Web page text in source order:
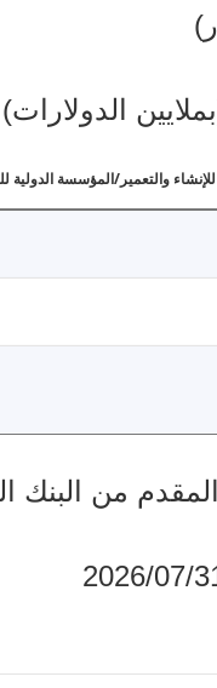
الدولارات)
والتعمير/المؤسسة الدولية
البنك الدولي